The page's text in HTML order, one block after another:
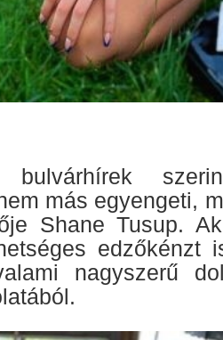
bulvárhírek
más egyengeti,
Shane Tusup.
edzőkénzt
nagyszerű